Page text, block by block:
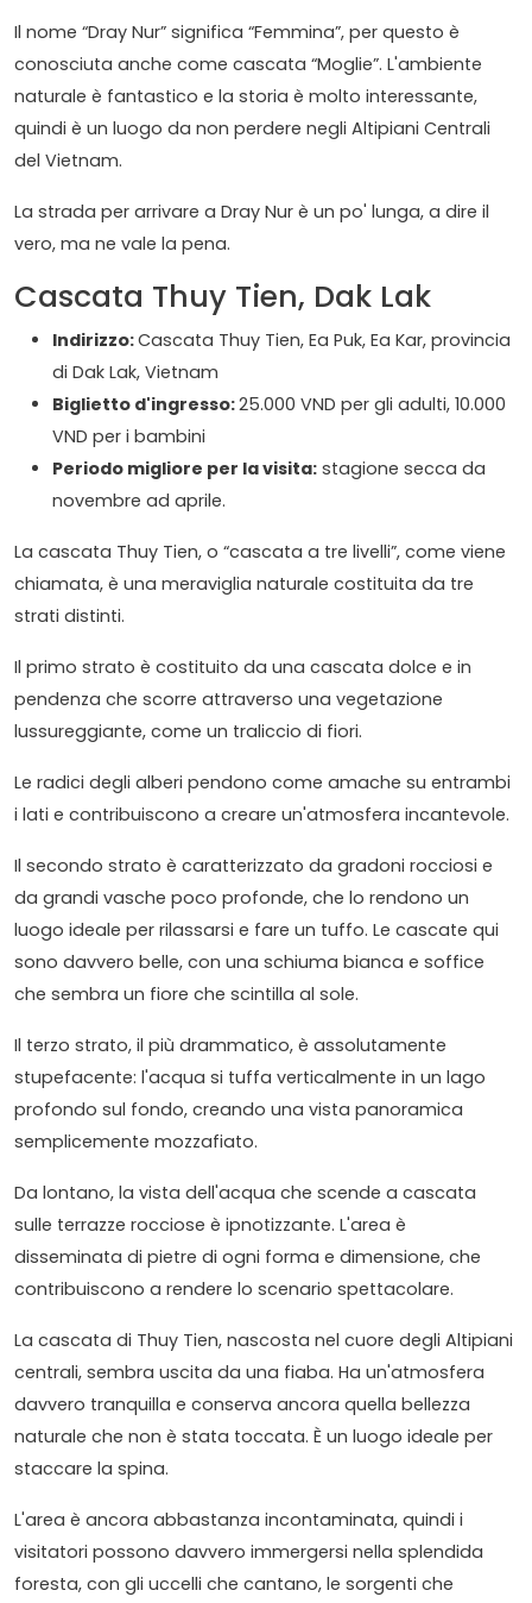
Il nome “Dray Nur” significa “Femmina”, per questo è
conosciuta anche come cascata “Moglie”. L'ambiente
naturale è fantastico e la storia è molto interessante,
quindi è un luogo da non perdere negli Altipiani Centrali
del Vietnam.
La strada per arrivare a Dray Nur è un po' lunga, a dire il
vero, ma ne vale la pena.
Cascata Thuy Tien, Dak Lak
Indirizzo:Cascata Thuy Tien, Ea Puk, Ea Kar, provincia
di Dak Lak, Vietnam
Biglietto d'ingresso:25.000 VND per gli adulti, 10.000
VND per i bambini
Periodo migliore per la visita: stagione secca da
novembre ad aprile.
La cascata Thuy Tien, o “cascata a tre livelli”, come viene
chiamata, è una meraviglia naturale costituita da tre
strati distinti.
Il primo strato è costituito da una cascata dolce e in
pendenza che scorre attraverso una vegetazione
lussureggiante, come un traliccio di fiori.
Le radici degli alberi pendono come amache su entrambi
i lati e contribuiscono a creare un'atmosfera incantevole.
Il secondo strato è caratterizzato da gradoni rocciosi e
da grandi vasche poco profonde, che lo rendono un
luogo ideale per rilassarsi e fare un tuffo. Le cascate qui
sono davvero belle, con una schiuma bianca e soffice
che sembra un fiore che scintilla al sole.
Il terzo strato, il più drammatico, è assolutamente
stupefacente: l'acqua si tuffa verticalmente in un lago
profondo sul fondo, creando una vista panoramica
semplicemente mozzafiato.
Da lontano, la vista dell'acqua che scende a cascata
sulle terrazze rocciose è ipnotizzante. L'area è
disseminata di pietre di ogni forma e dimensione, che
contribuiscono a rendere lo scenario spettacolare.
La cascata di Thuy Tien, nascosta nel cuore degli Altipiani
centrali, sembra uscita da una fiaba. Ha un'atmosfera
davvero tranquilla e conserva ancora quella bellezza
naturale che non è stata toccata. È un luogo ideale per
staccare la spina.
L'area è ancora abbastanza incontaminata, quindi i
visitatori possono davvero immergersi nella splendida
foresta, con gli uccelli che cantano, le sorgenti che